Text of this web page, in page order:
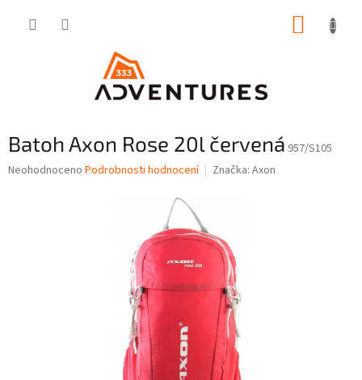
Batoh Axon Rose 20l červená 957/S105
Průměrné
Neohodnoceno Podrobnosti hodnocení Značka: Axon